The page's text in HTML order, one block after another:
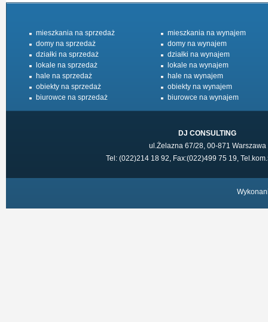
mieszkania na sprzedaż
domy na sprzedaż
działki na sprzedaż
lokale na sprzedaż
hale na sprzedaż
obiekty na sprzedaż
biurowce na sprzedaż
mieszkania na wynajem
domy na wynajem
działki na wynajem
lokale na wynajem
hale na wynajem
obiekty na wynajem
biurowce na wynajem
DJ CONSULTING
ul.Żelazna 67/28, 00-871 Warszawa
Tel: (022)214 18 92, Fax:(022)499 75 19,